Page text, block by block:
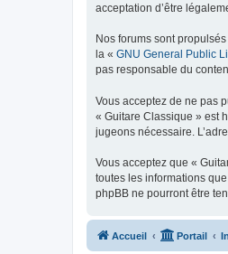
acceptation d’être
Nos forums sont
la « GNU General Public
pas responsable du
Vous acceptez de ne pas
« Guitare Classique » est
jugeons nécessaire.
Vous acceptez que «
toutes les informations
phpBB ne pourront être
Accueil Portail